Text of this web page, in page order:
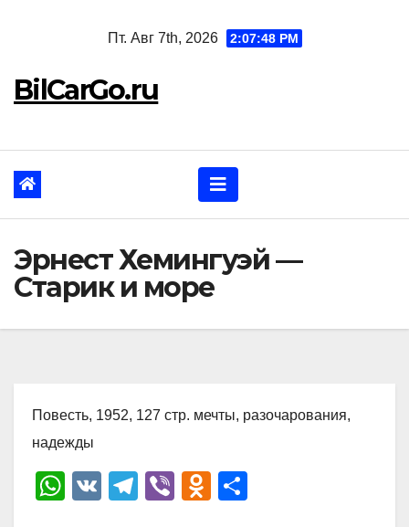
Пт. Авг 7th, 2026 2:07:50 PM
BilCarGo.ru
Эрнест Хемингуэй —
Старик и море
Повесть, 1952, 127 стр. мечты, разочарования,
надежды
W
V
T
Vi
O